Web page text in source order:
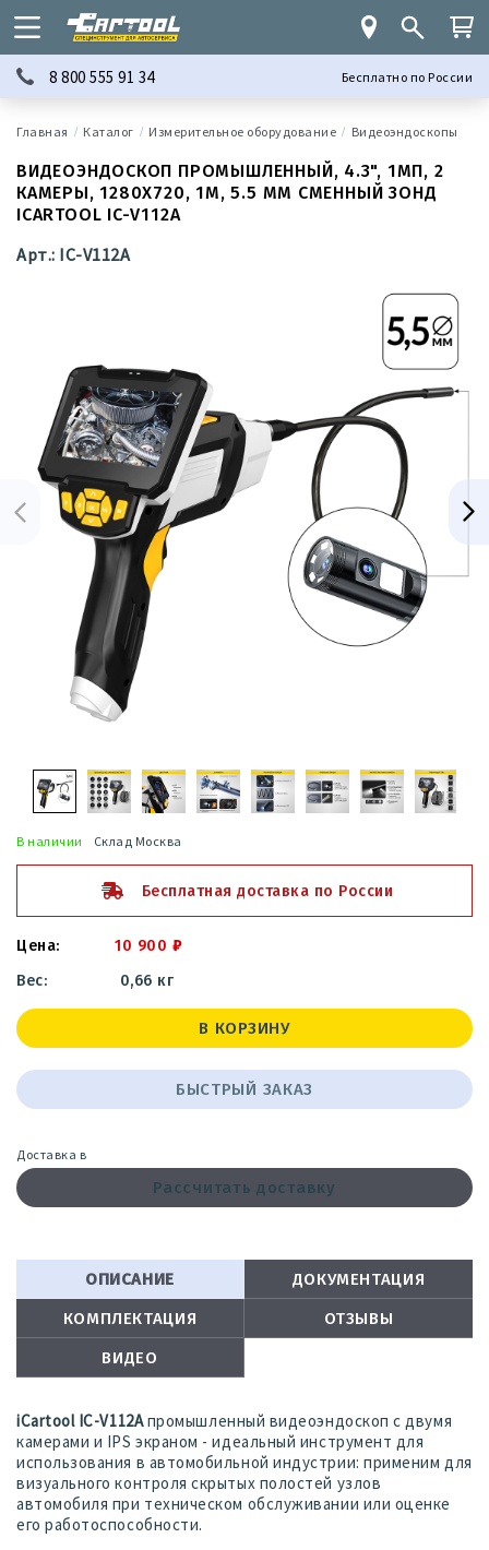
8 800 555 91 34 Бесплатно по России
Каталог Измерительное оборудование Видеоэндоскопы
ВИДЕОЭНДОСКОП ПРОМЫШЛЕННЫЙ, 4.3", 1МП, 2
КАМЕРЫ, 1280Х720, 1М, 5.5 ММ СМЕННЫЙ ЗОНД
ICARTOOL IC-V112A
Арт.: IC-V112A
10 900 ₽
0,66 кг
Бесплатная доставка по России
БЫСТРЫЙ ЗАКАЗ
В КОРЗИНУ
Склад Москва
В наличии
Доставка в
Рассчитать доставку
ОПИСАНИЕ
ДОКУМЕНТАЦИЯ
КОМПЛЕКТАЦИЯ
ОТЗЫВЫ
ВИДЕО
iCartool IC-V112Aпромышленный видеоэндоскоп с двумя
камерами и IPS экраном - идеальный инструмент для
использования в автомобильной индустрии: применим для
визуального контроля скрытых полостей узлов
автомобиля при техническом обслуживании или оценке
его работоспособности.